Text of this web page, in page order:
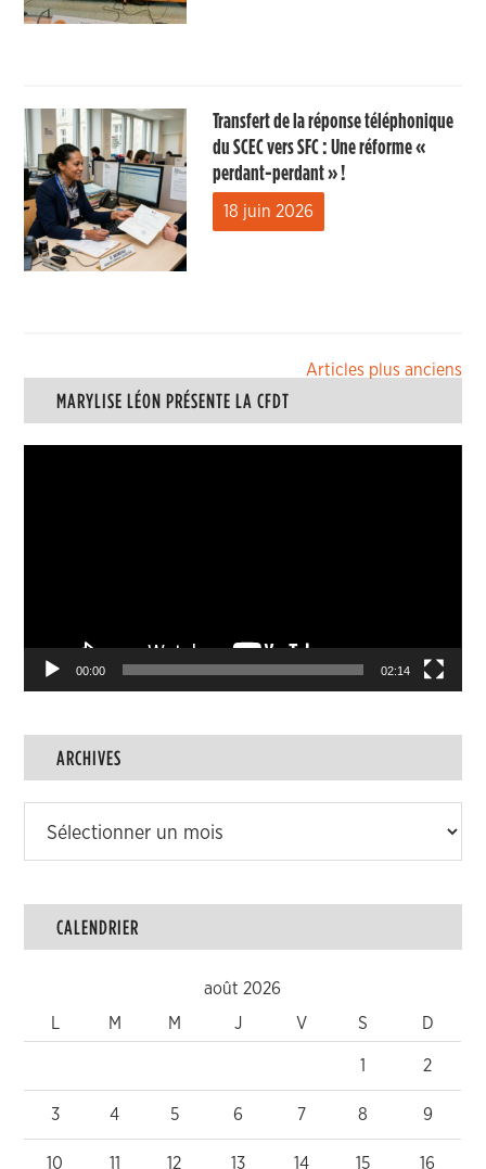
Transfert de la réponse téléphonique
du SCEC vers SFC : Une réforme «
perdant-perdant » !
18 juin 2026
Navigation
des
articles
Articles plus anciens
MARYLISE LÉON PRÉSENTE LA CFDT
00:00 02:14
ARCHIVES
CALENDRIER
août 2026
M M J V S D
1 2
3 4 5 6 7 8 9
10 11 12 13 14 15 16